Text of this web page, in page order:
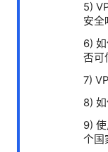
5)
安全
6)
否可
7)
8)
9)
个国